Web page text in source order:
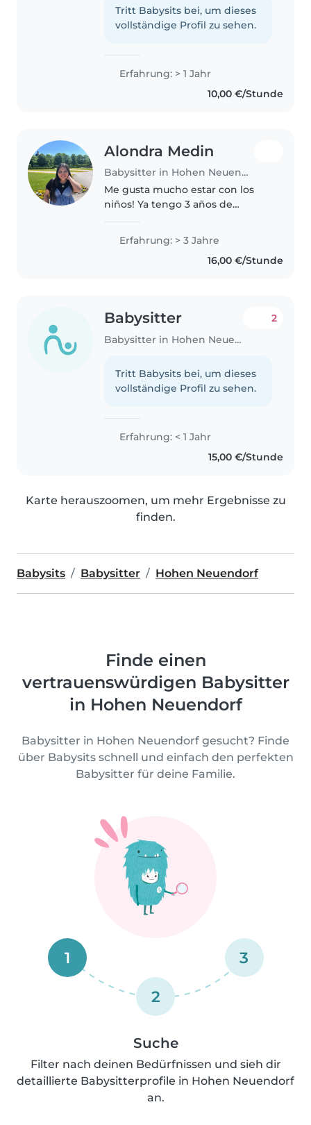
so toll, Kinder zu unterstützen,
während sie neue
Tritt Babysits bei, um dieses
vollständige Profil zu sehen.
Erfahrung: > 1 Jahr
10,00 €/Stunde
Alondra Medin
Babysitter in Hohen Neuendorf
Me gusta mucho estar con los
niños! Ya tengo 3 años de
gusta mucho hacer
manualidades, pintar y cocinar
con ellos , soy creativa y con
Erfahrung: > 3 Jahre
16,00 €/Stunde
Babysitter
Babysitter in Hohen Neuendorf
2
Tritt Babysits bei, um dieses
vollständige Profil zu sehen.
Erfahrung: < 1 Jahr
15,00 €/Stunde
Karte herauszoomen, um mehr Ergebnisse zu
finden.
Babysits Babysitter Hohen Neuendorf
Finde einen
vertrauenswürdigen Babysitter
in Hohen Neuendorf
Babysitter in Hohen Neuendorf gesucht? Finde
über Babysits schnell und einfach den perfekten
Babysitter für deine Familie.
1
2
3
Suche
Filter nach deinen Bedürfnissen und sieh dir
detaillierte Babysitterprofile in Hohen Neuendorf
an.